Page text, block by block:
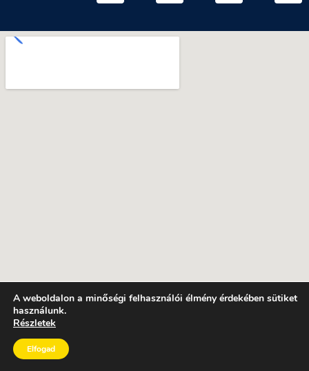
A weboldalon a minőségi felhasználói élmény érdekében sütiket
használunk.
Részletek
Elfogad